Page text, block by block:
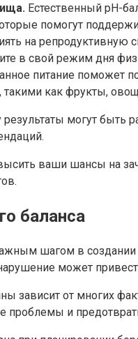
Естественный pH-
помогут
на репродуктивную
в свой режим дня
питание поможет
как фрукты,
могут
ваши шансы на
баланса
шагом в
может
от многих
и